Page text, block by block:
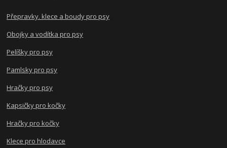
Přepravky. klece a boudy pro psy
Obojky a vodítka pro psy
Pelíšky pro psy
Pamlsky pro psy
Hračky pro psy
Kapsičky pro kočky
Hračky pro kočky
Klece pro hlodavce